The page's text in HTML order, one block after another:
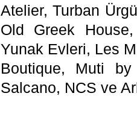
Atelier, Turban
Old Greek
Yunak Evleri, Les
Boutique, Muti
Salcano, NCS ve